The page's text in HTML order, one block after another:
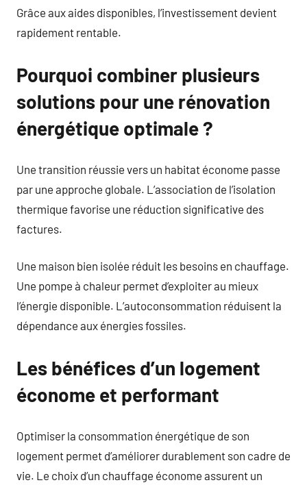
Grâce aux aides disponibles, l’investissement devient
rapidement rentable.
Pourquoi combiner plusieurs
solutions pour une rénovation
énergétique optimale ?
Une transition réussie vers un habitat économe passe
par une approche globale. L’association de l’isolation
thermique favorise une réduction significative des
factures.
Une maison bien isolée réduit les besoins en chauffage.
Une pompe à chaleur permet d’exploiter au mieux
l’énergie disponible. L’autoconsommation réduisent la
dépendance aux énergies fossiles.
Les bénéfices d’un logement
économe et performant
Optimiser la consommation énergétique de son
logement permet d’améliorer durablement son cadre de
vie. Le choix d’un chauffage économe assurent un